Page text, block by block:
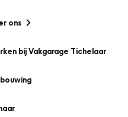
ons
bij Vakgarage Tichelaar